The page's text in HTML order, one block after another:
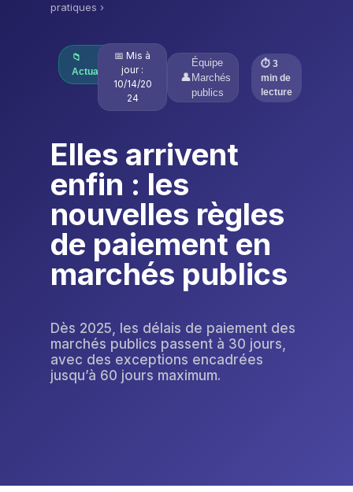
pratiques ›
📁
Actualités
📅 Mis à
jour :
10/14/20
24
👤
Équipe
Marchés
publics
⏱ 3
min de
lecture
Elles arrivent
enfin : les
nouvelles règles
de paiement en
marchés publics
Dès 2025, les délais de paiement des
marchés publics passent à 30 jours,
avec des exceptions encadrées
jusqu’à 60 jours maximum.